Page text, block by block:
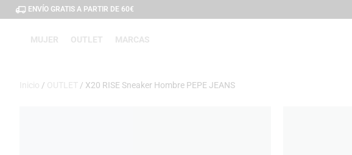
ENVÍO GRATIS A PARTIR DE 60€
MUJER OUTLET MARCAS
Inicio / OUTLET / X20 RISE Sneaker Hombre PEPE JEANS